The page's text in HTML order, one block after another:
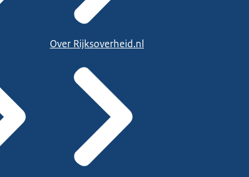
Over Rijksoverheid.nl